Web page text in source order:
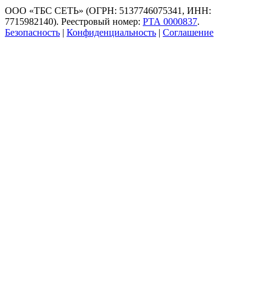
ООО «ТБС СЕТЬ» (ОГРН: 5137746075341, ИНН:
7715982140). Реестровый номер: РТА 0000837.
Безопасность | Конфиденциальность | Соглашение